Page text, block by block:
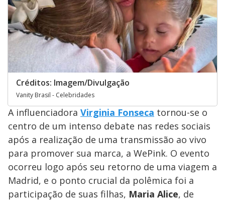
Créditos: Imagem/Divulgação
Vanity Brasil - Celebridades
A influenciadora Virginia Fonseca tornou-se o
centro de um intenso debate nas redes sociais
após a realização de uma transmissão ao vivo
para promover sua marca, a WePink. O evento
ocorreu logo após seu retorno de uma viagem a
Madrid, e o ponto crucial da polêmica foi a
participação de suas filhas, Maria Alice, de